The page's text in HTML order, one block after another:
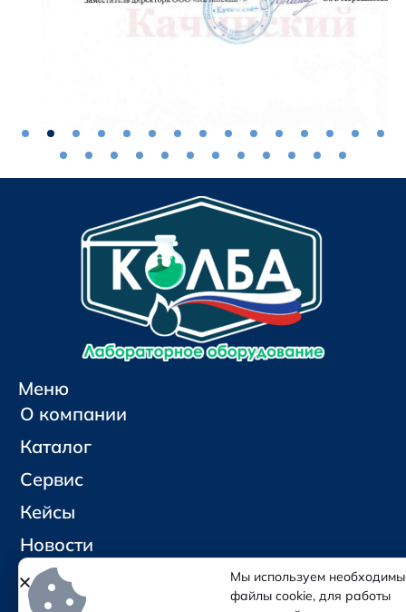
Меню
О компании
Каталог
Сервис
Кейсы
Новости
Контакты
Мы используем
файлы cookie, для работы